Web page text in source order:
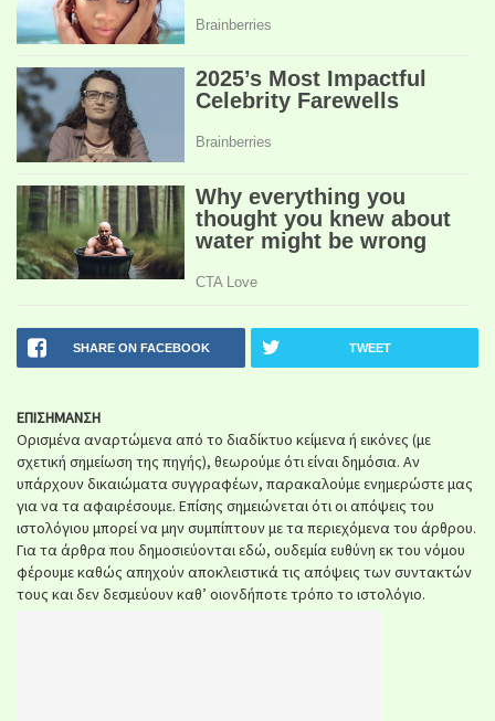
SHARE ON FACEBOOK TWEET
ΕΠΙΣΗΜΑΝΣΗ
Ορισμένα αναρτώμενα από το διαδίκτυο κείμενα ή εικόνες (με
σχετική σημείωση της πηγής), θεωρούμε ότι είναι δημόσια. Αν
υπάρχουν δικαιώματα συγγραφέων, παρακαλούμε ενημερώστε μας
για να τα αφαιρέσουμε. Επίσης σημειώνεται ότι οι απόψεις του
ιστολόγιου μπορεί να μην συμπίπτουν με τα περιεχόμενα του άρθρου.
Για τα άρθρα που δημοσιεύονται εδώ, ουδεμία ευθύνη εκ του νόμου
φέρουμε καθώς απηχούν αποκλειστικά τις απόψεις των συντακτών
τους και δεν δεσμεύουν καθ’ οιονδήποτε τρόπο το ιστολόγιο.